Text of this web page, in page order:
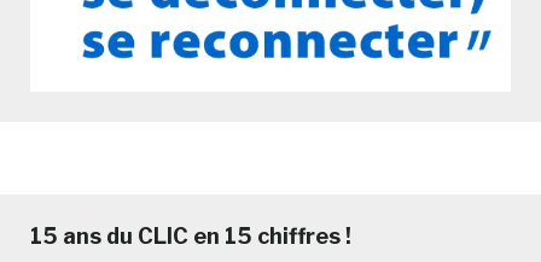
15 ans du CLIC en 15 chiffres !